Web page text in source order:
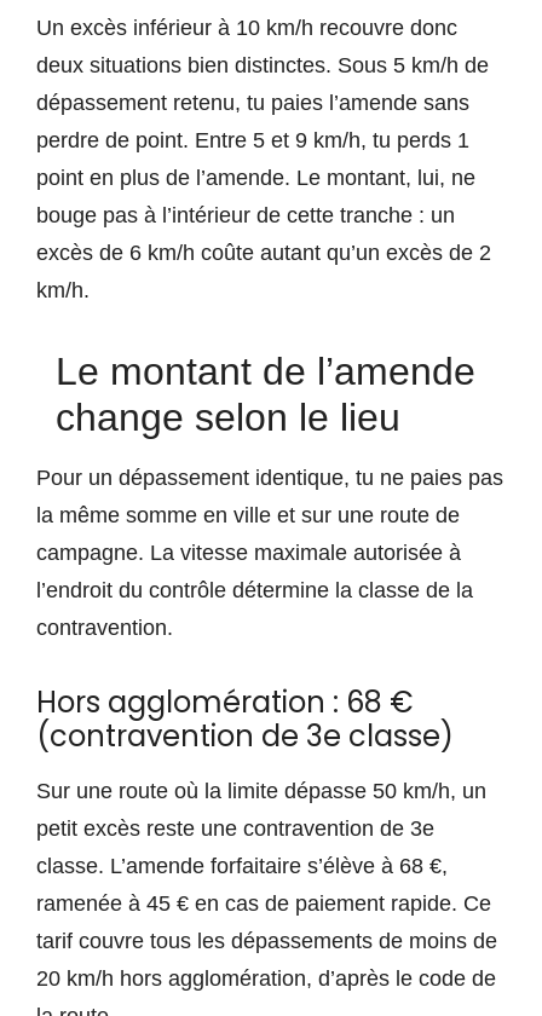
Un excès inférieur à 10 km/h recouvre donc
deux situations bien distinctes. Sous 5 km/h de
dépassement retenu, tu paies l’amende sans
perdre de point. Entre 5 et 9 km/h, tu perds 1
point en plus de l’amende. Le montant, lui, ne
bouge pas à l’intérieur de cette tranche : un
excès de 6 km/h coûte autant qu’un excès de 2
km/h.
Le montant de l’amende
change selon le lieu
Pour un dépassement identique, tu ne paies pas
la même somme en ville et sur une route de
campagne. La vitesse maximale autorisée à
l’endroit du contrôle détermine la classe de la
contravention.
Hors agglomération : 68 €
(contravention de 3e classe)
Sur une route où la limite dépasse 50 km/h, un
petit excès reste une contravention de 3e
classe. L’amende forfaitaire s’élève à 68 €,
ramenée à 45 € en cas de paiement rapide. Ce
tarif couvre tous les dépassements de moins de
20 km/h hors agglomération, d’après le code de